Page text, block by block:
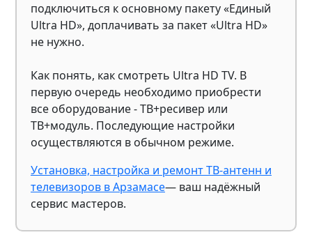
подключиться к основному пакету «Единый
Ultra HD», доплачивать за пакет «Ultra HD»
не нужно.
Как понять, как смотреть Ultra HD TV. В
первую очередь необходимо приобрести
все оборудование - ТВ+ресивер или
ТВ+модуль. Последующие настройки
осуществляются в обычном режиме.
Установка, настройка и ремонт ТВ-антенн и
телевизоров в Арзамасе— ваш надёжный
сервис мастеров.